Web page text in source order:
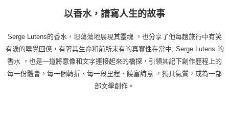
以香水，譜寫人生的故事
Serge Lutens的香水，坦蕩蕩地展現其靈魂 ，也分享了他每趟旅行中有笑
有淚的嗅覺回億，有著其生命和前所末有的真實性在當中; Serge Lutens 的
香水 ，也是一道將意像和文字連接起來的橋探，引領其記下創作歷程上的
每一份體會，每一個轉折、每一段里程、饒富詩意 ，獨具氣質，成為一部
部文學創作。